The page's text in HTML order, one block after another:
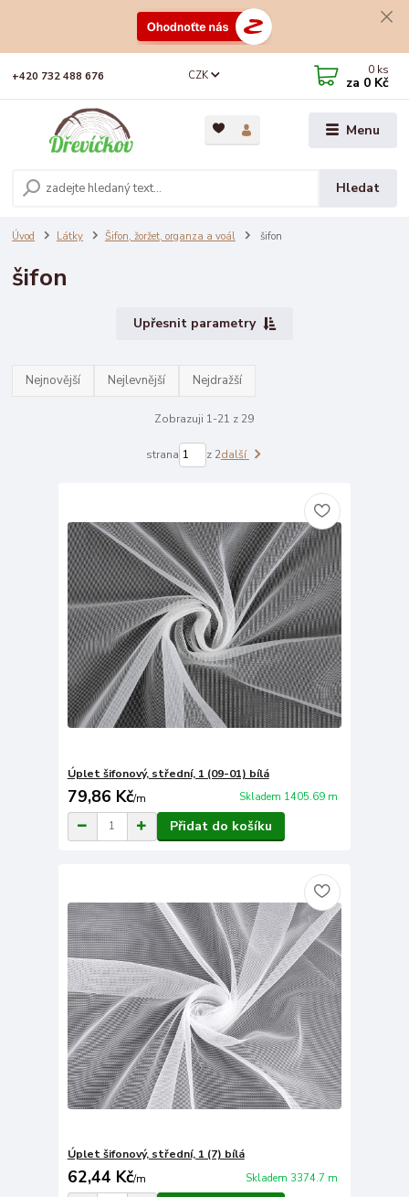
Menu
CZK
Hledat
+420 732 488 676 0 ks
za 0 Kč
Úvod Látky Šifon, žoržet, organza a voál šifon
šifon
Upřesnit parametry
Nejnovější Nejlevnější Nejdražší
Zobrazuji 1-21 z 29
strana z 2další
Úplet šifonový, střední, 1 (09-01) bílá
79,86 Kč/m Skladem 1405.69 m
Přidat do košíku
Úplet šifonový, střední, 1 (7) bílá
62,44 Kč/m Skladem 3374.7 m